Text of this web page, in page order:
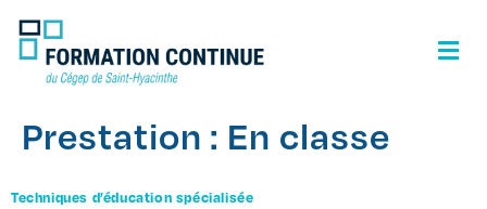
Prestation : En classe
Techniques d’éducation spécialisée